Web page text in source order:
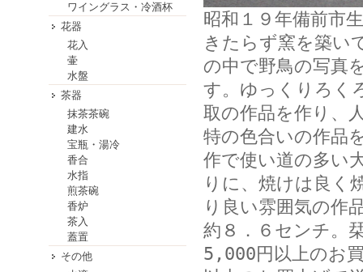
ワイングラス・冷酒杯
花器
花入
壷
水盤
茶器
抹茶茶碗
建水
宝瓶・湯冷
香合
水指
煎茶碗
香炉
茶入
蓋置
その他
昭和１９年備前市
きたらず窯を築い
の中で野鳥の写真
す。ゆっくりろく
取の作品を作り、
特の色合いの作品
作で使い道の多い
りに、焼けは良く
り良い雰囲気の作
約８．６センチ。
5,000円以上のお